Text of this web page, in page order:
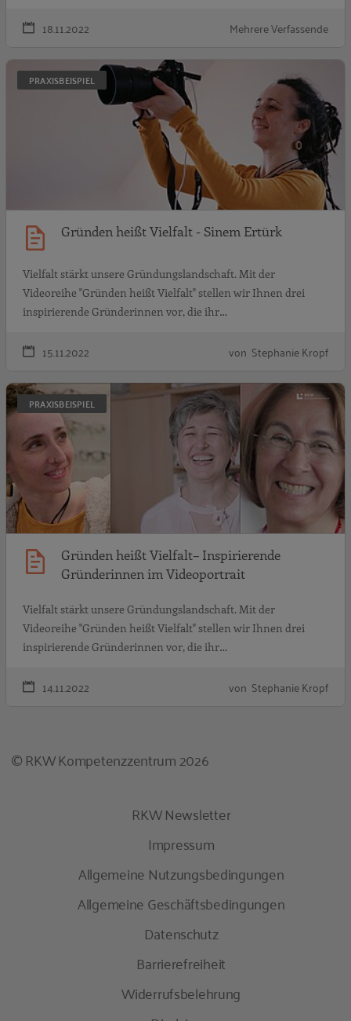
18.11.2022 Mehrere Verfassende
PRAXISBEISPIEL
Gründen heißt Vielfalt - Sinem Ertürk
Vielfalt stärkt unsere Gründungslandschaft. Mit der
Videoreihe "Gründen heißt Vielfalt" stellen wir Ihnen drei
inspirierende Gründerinnen vor, die ihr…
15.11.2022 von Stephanie Kropf
PRAXISBEISPIEL
Gründen heißt Vielfalt– Inspirierende
Gründerinnen im Videoportrait
Vielfalt stärkt unsere Gründungslandschaft. Mit der
Videoreihe "Gründen heißt Vielfalt" stellen wir Ihnen drei
inspirierende Gründerinnen vor, die ihr…
14.11.2022 von Stephanie Kropf
© RKW Kompetenzzentrum 2026
RKW Newsletter
Impressum
Allgemeine Nutzungsbedingungen
Allgemeine Geschäftsbedingungen
Datenschutz
Barrierefreiheit
Widerrufsbelehrung